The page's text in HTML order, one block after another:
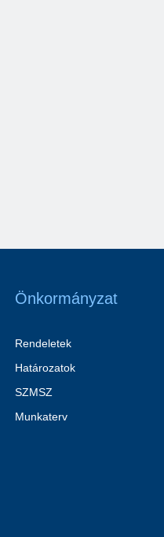
Önkormányzat
Rendeletek
Határozatok
SZMSZ
Munkaterv